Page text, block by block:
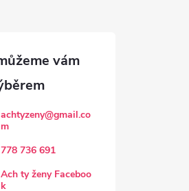
achtyzeny@gmail.co
m
778 736 691
Ach ty ženy Faceboo
k